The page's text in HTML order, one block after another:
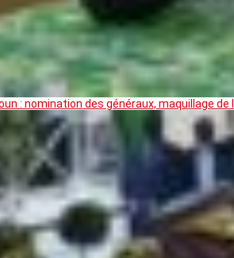
: nomination des généraux, maquillage